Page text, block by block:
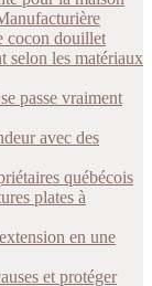
cocon douillet
selon les matériaux
passe vraiment
avec des
québécois
plates à
en une
et protéger